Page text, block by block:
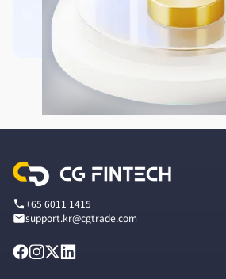
+65 6011 1415
support.kr@cgtrade.com